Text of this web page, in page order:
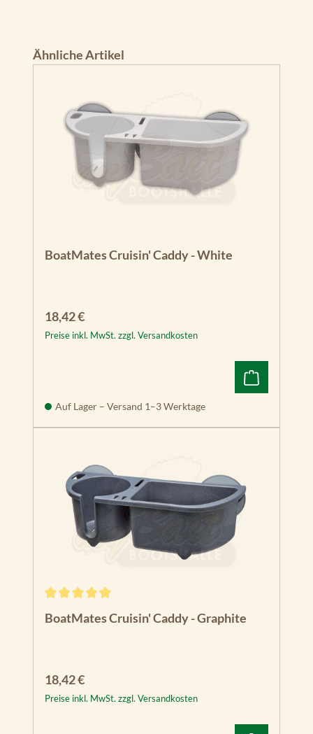
Produktgalerie überspringen
Ähnliche Artikel
BoatMates Cruisin' Caddy - White
Regulärer Preis:
18,42 €
Preise inkl. MwSt. zzgl. Versandkosten
Auf Lager – Versand 1–3 Werktage
BoatMates Cruisin' Caddy - Graphite
Regulärer Preis:
18,42 €
Preise inkl. MwSt. zzgl. Versandkosten